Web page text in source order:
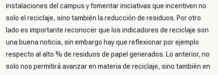
instalaciones del campus y fomentar iniciativas que incentiven no
solo el reciclaje, sino también la reducción de residuos. Por otro
lado es importante reconocer que los indicadores de reciclaje son
una buena noticia, sin embargo hay que reflexionar por ejemplo
respecto al alto % de residuos de papel generados. Lo anterior, no
solo nos permitirá avanzar en materia de reciclaje, sino también en